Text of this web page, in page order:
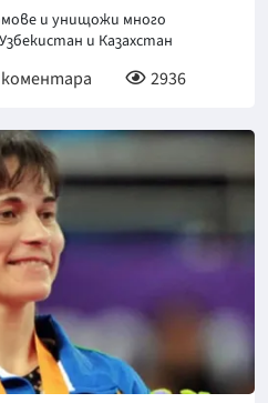
и унищожи много
и Казахстан
коментара 2936